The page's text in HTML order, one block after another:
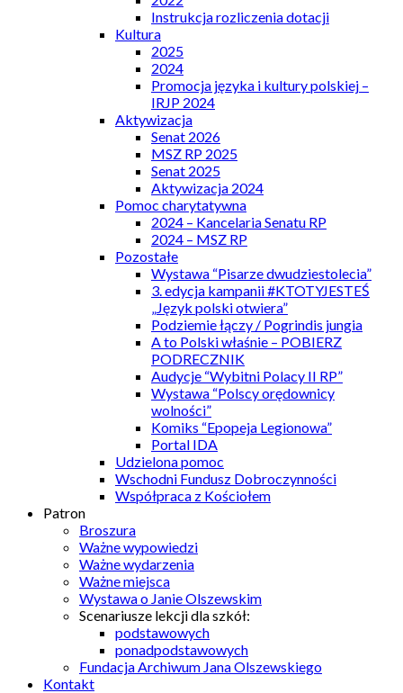
Instrukcja rozliczenia dotacji
Kultura
2025
2024
Promocja języka i kultury polskiej –
IRJP 2024
Aktywizacja
Senat 2026
MSZ RP 2025
Senat 2025
Aktywizacja 2024
Pomoc charytatywna
2024 – Kancelaria Senatu RP
2024 – MSZ RP
Pozostałe
Wystawa “Pisarze dwudziestolecia”
3. edycja kampanii #KTOTYJESTEŚ
„Język polski otwiera”
Podziemie łączy / Pogrindis jungia
A to Polski właśnie – POBIERZ
PODRECZNIK
Audycje “Wybitni Polacy II RP”
Wystawa “Polscy orędownicy
wolności”
Komiks “Epopeja Legionowa”
Portal IDA
Udzielona pomoc
Wschodni Fundusz Dobroczynności
Współpraca z Kościołem
Patron
Broszura
Ważne wypowiedzi
Ważne wydarzenia
Ważne miejsca
Wystawa o Janie Olszewskim
Scenariusze lekcji dla szkół:
podstawowych
ponadpodstawowych
Fundacja Archiwum Jana Olszewskiego
Kontakt